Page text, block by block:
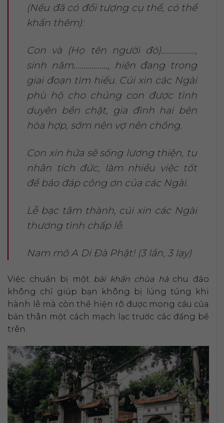
(Nếu đã có đối tượng cụ thể, có thể
khấn thêm):
Con và (Họ tên người đó)……………..,
sinh năm…………….., hiện đang trong
giai đoạn tìm hiểu. Cúi xin các Ngài
phù hộ cho chúng con được tình
duyên bền chặt, gia đình hai bên
hòa hợp, sớm nên vợ nên chồng.
Con xin hứa sẽ sống lương thiện, tu
nhân tích đức, làm nhiều việc tốt
để báo đáp công ơn của các Ngài.
Lễ bạc tâm thành, cúi xin các Ngài
thương tình chấp lễ.
Nam mô A Di Đà Phật! (3 lần, 3 lạy)
Việc chuẩn bị một bài khấn chùa hàchu đáo
không chỉ giúp bạn không bị lúng túng khi
hành lễ mà còn thể hiện rõ được mong cầu của
bản thân một cách mạch lạc trước các đấng bề
trên.